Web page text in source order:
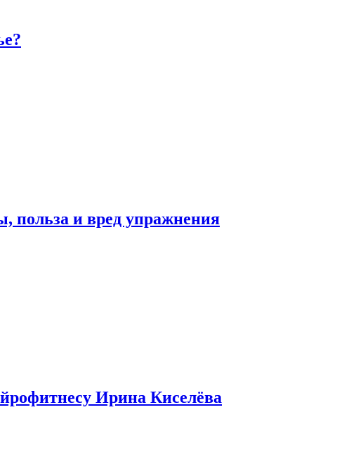
польза и вред упражнения
Ирина Киселёва